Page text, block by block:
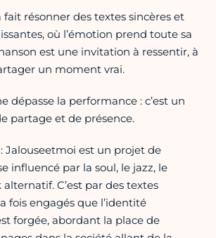
fait résonner des textes sincères et
où l’émotion prend toute sa
est une invitation à ressentir, à
un moment vrai.
dépasse la performance : c’est un
partage et de présence.
Jalouseetmoi est un projet de
influencé par la soul, le jazz, le
C’est par des textes
fois engagés que l’identité
forgée, abordant la place de